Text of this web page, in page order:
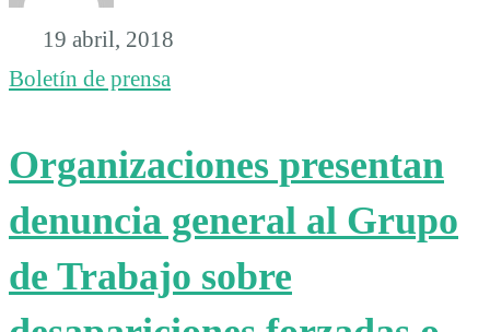
19 abril, 2018
Boletín de prensa
Organizaciones presentan
denuncia general al Grupo
de Trabajo sobre